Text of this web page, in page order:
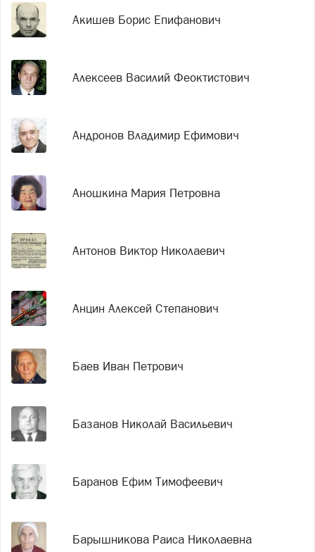
Акишев Борис Епифанович
Алексеев Василий Феоктистович
Андронов Владимир Ефимович
Аношкина Мария Петровна
Антонов Виктор Николаевич
Анцин Алексей Степанович
Баев Иван Петрович
Базанов Николай Васильевич
Баранов Ефим Тимофеевич
Барышникова Раиса Николаевна